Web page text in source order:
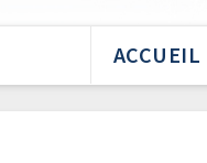
ACCUEIL